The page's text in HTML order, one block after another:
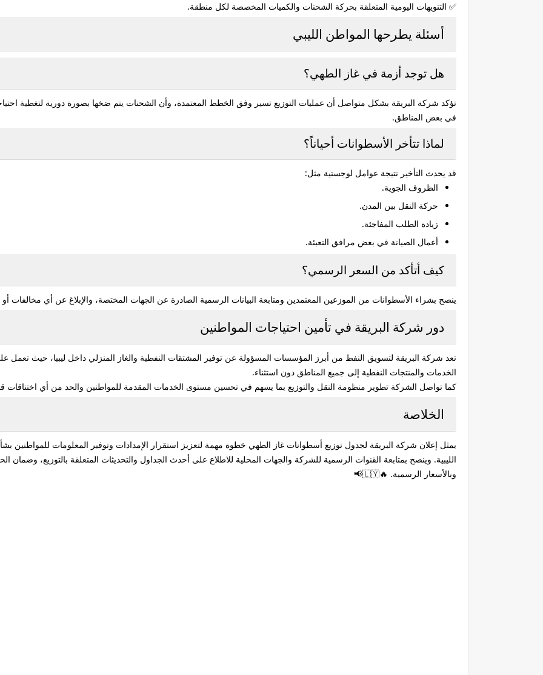
✅ التنويهات اليومية المتعلقة بحركة الشحنات والكميات المخصصة لكل منطقة.
أسئلة يطرحها المواطن الليبي
هل توجد أزمة في غاز الطهي؟
تؤكد شركة البريقة بشكل متواصل أن عمليات التوزيع تسير وفق الخطط المعتمدة، وأن الشحنات يتم ضخها بصورة دورية لتغطية
في بعض المناطق.
لماذا تتأخر الأسطوانات أحياناً؟
قد يحدث التأخير نتيجة عوامل لوجستية مثل:
الظروف الجوية.
حركة النقل بين المدن.
زيادة الطلب المفاجئة.
أعمال الصيانة في بعض مرافق التعبئة.
كيف أتأكد من السعر الرسمي؟
ينصح بشراء الأسطوانات من الموزعين المعتمدين ومتابعة البيانات الرسمية الصادرة عن الجهات المختصة، والإبلاغ عن أي مخالفات
دور شركة البريقة في تأمين احتياجات المواطنين
تعد شركة البريقة لتسويق النفط من أبرز المؤسسات المسؤولة عن توفير المشتقات النفطية والغاز المنزلي داخل ليبيا، حيث
الخدمات والمنتجات النفطية إلى جميع المناطق دون استثناء.
كما تواصل الشركة تطوير منظومة النقل والتوزيع بما يسهم في تحسين مستوى الخدمات المقدمة للمواطنين والحد من أي اختناقات
الخلاصة
يمثل إعلان شركة البريقة لجدول توزيع أسطوانات غاز الطهي خطوة مهمة لتعزيز استقرار الإمدادات وتوفير المعلومات
الليبية. وينصح بمتابعة القنوات الرسمية للشركة والجهات المحلية للاطلاع على أحدث الجداول والتحديثات المتعلقة بالتوزيع،
وبالأسعار الرسمية. 🔥🇱🇾📢